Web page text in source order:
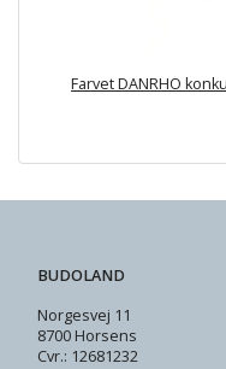
Farvet DANRHO
BUDOLAND
Norgesvej 11
8700 Horsens
Cvr.: 12681232